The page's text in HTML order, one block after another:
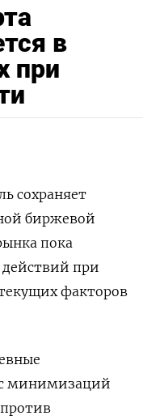
в
при
сохраняет
биржевой
пока
при
факторов
минимизаций